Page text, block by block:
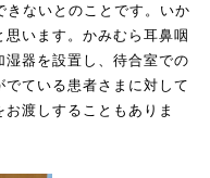
ないとのことです。いか
います。かみむら耳鼻咽
器を設置し、待合室での
ている患者さまに対して
渡しすることもありま